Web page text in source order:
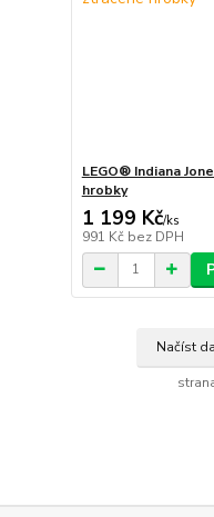
LEGO® Indiana
hrobky
1 199 Kč/ks
991 Kč bez DPH
Načíst